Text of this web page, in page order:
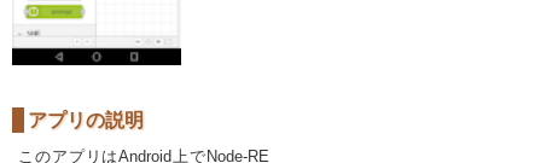
アプリの説明
このアプリはAndroid上でNode-RE